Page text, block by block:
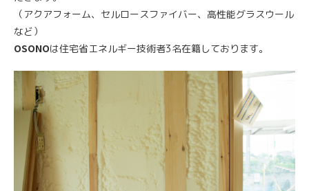
（アクアフォーム、セルロースファイバー、高性能グラスウール
など）
OSONOは住宅省エネルギー技術者3名在籍しております。